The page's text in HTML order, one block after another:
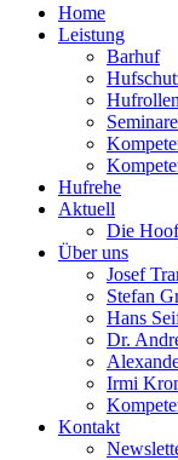
Home
Leistung
Barhuf
Seminare
Hufrehe
Aktuell
Die
Über uns
Josef
Stefan
Hans
Dr.
Irmi
Kontakt